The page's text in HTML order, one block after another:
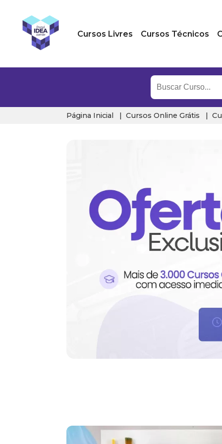
Cursos Livres Cursos Técnicos
Página Inicial Cursos Online Grátis